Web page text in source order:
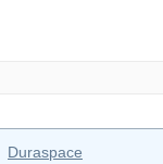
Duraspace